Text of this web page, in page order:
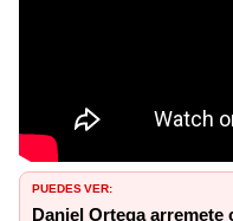
PUEDES VER:
Daniel Ortega